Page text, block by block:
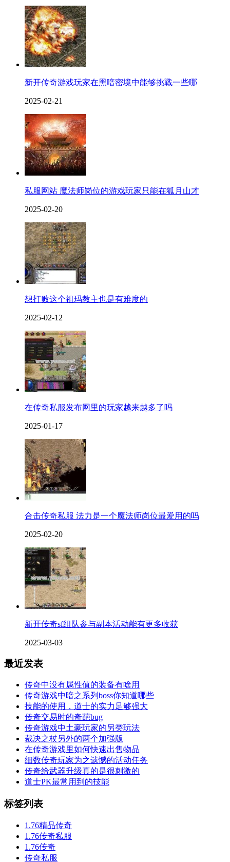
新开传奇游戏玩家在黑喑密境中能够挑戰一些哪
2025-02-21
私服网站 魔法师岗位的游戏玩家只能在狐月山才
2025-02-20
想打败这个祖玛教主也是有难度的
2025-02-12
在传奇私服发布网里的玩家越来越多了吗
2025-01-17
合击传奇私服 法力是一个魔法师岗位最爱用的吗
2025-02-20
新开传奇sf组队参与副本活动能有更多收获
2025-03-03
最近发表
传奇中没有属性值的装备有啥用
传奇游戏中暗之系列boss你知道哪些
技能的使用，道士的实力足够强大
传奇交易时的奇葩bug
传奇游戏中土豪玩家的另类玩法
裁决之杖另外的两个加强版
在传奇游戏里如何快速出售物品
细数传奇玩家为之遗憾的活动任务
传奇给武器升级真的是很刺激的
道士PK最常用到的技能
标签列表
1.76精品传奇
1.76传奇私服
1.76传奇
传奇私服